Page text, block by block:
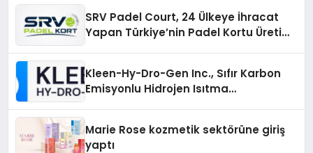
SRV Padel Court, 24 Ülkeye İhracat
Yapan Türkiye’nin Padel Kortu Üretim
Kleen-Hy-Dro-Gen Inc., Sıfır Karbon
Emisyonlu Hidrojen Isıtma
Marie Rose kozmetik sektörüne giriş
yaptı